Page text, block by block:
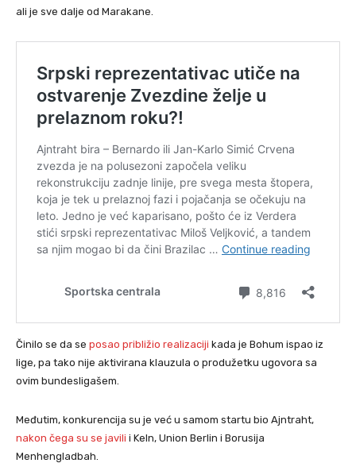
ali je sve dalje od Marakane.
Činilo se da se posao približio realizaciji kada je Bohum ispao iz
lige, pa tako nije aktivirana klauzula o produžetku ugovora sa
ovim bundesligašem.
Međutim, konkurencija su je već u samom startu bio Ajntraht,
nakon čega su se javili i Keln, Union Berlin i Borusija
Menhengladbah.